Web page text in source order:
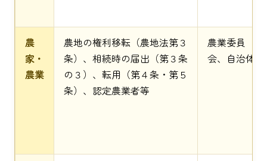
農
家・
農業
農地の権利移転（農地法第３
条）、相続時の届出（第３条
の３）、転用（第４条・第５
条）、認定農業者等
農業委員
会、自治体